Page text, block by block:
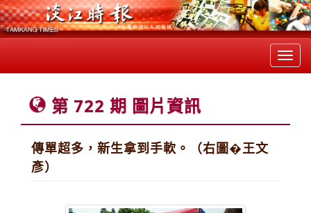
第 722 期 圖片資訊
傳單超多，新生拿到手軟。（右圖�王文
彥）